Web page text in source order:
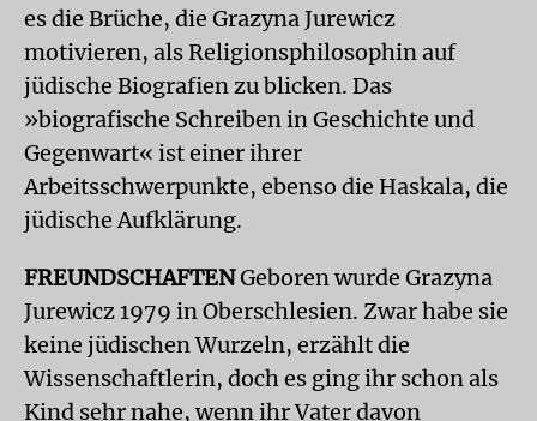
es die Brüche, die Grazyna Jurewicz
motivieren, als Religionsphilosophin auf
jüdische Biografien zu blicken. Das
»biografische Schreiben in Geschichte und
Gegenwart« ist einer ihrer
Arbeitsschwerpunkte, ebenso die Haskala, die
jüdische Aufklärung.
FREUNDSCHAFTENGeboren wurde Grazyna
Jurewicz 1979 in Oberschlesien. Zwar habe sie
keine jüdischen Wurzeln, erzählt die
Wissenschaftlerin, doch es ging ihr schon als
Kind sehr nahe, wenn ihr Vater davon